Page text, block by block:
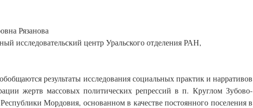
Рязанова
исследовательский центр Уральского отделения РАН,
результаты исследования социальных практик и нарративов
жертв массовых политических репрессий в п. Круглом Зубово-
Мордовия, основанном в качестве постоянного поселения в